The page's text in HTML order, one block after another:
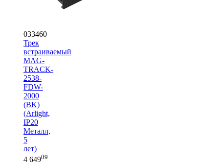
033460
Трек
встраиваемый
MAG-
TRACK-
2538-
FDW-
2000
(BK)
(Arlight,
IP20
Металл,
5
лет)
4 64909